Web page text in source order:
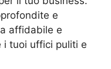
e
affidabile e
i tuoi uffici puliti e